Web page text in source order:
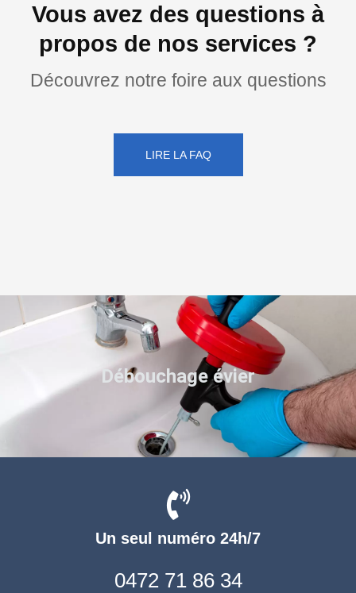
Vous avez des questions à
propos de nos services ?
Découvrez notre foire aux questions
LIRE LA FAQ
Un seul numéro 24h/7
0472 71 86 34
Débouchage évier